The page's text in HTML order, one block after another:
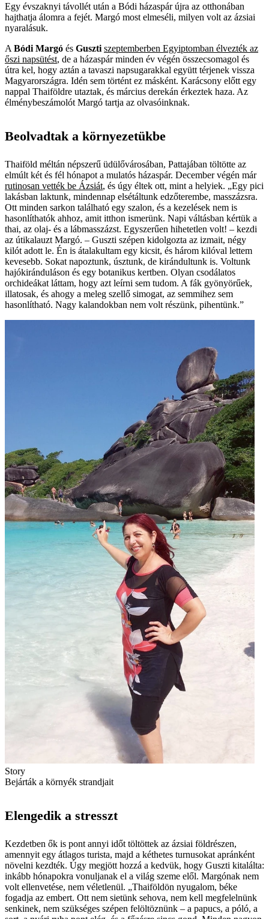
Egy évszaknyi távollét után a Bódi házaspár újra az otthonában
hajthatja álomra a fejét. Margó most elmeséli, milyen volt az ázsiai
nyaralásuk.
A Bódi Margó és Guszti szeptemberben Egyiptomban élvezték az
őszi napsütést, de a házaspár minden év végén összecsomagol és
útra kel, hogy aztán a tavaszi napsugarakkal együtt térjenek vissza
Magyarországra. Idén sem történt ez másként. Karácsony előtt egy
nappal Thaiföldre utaztak, és március derekán érkeztek haza. Az
élménybeszámolót Margó tartja az olvasóinknak.
Beolvadtak a környezetükbe
Thaiföld méltán népszerű üdülővárosában, Pattajában töltötte az
elmúlt két és fél hónapot a mulatós házaspár. December végén már
rutinosan vették be Ázsiát, és úgy éltek ott, mint a helyiek. „Egy pici
lakásban laktunk, mindennap elsétáltunk edzőterembe, masszázsra.
Ott minden sarkon található egy szalon, és a kezelések nem is
hasonlíthatók ahhoz, amit itthon ismerünk. Napi váltásban kértük a
thai, az olaj- és a lábmasszázst. Egyszerűen hihetetlen volt! – kezdi
az útikalauzt Margó. – Guszti szépen kidolgozta az izmait, négy
kilót adott le. Én is átalakultam egy kicsit, és három kilóval lettem
kevesebb. Sokat napoztunk, úsztunk, de kirándultunk is. Voltunk
hajókiránduláson és egy botanikus kertben. Olyan csodálatos
orchideákat láttam, hogy azt leírni sem tudom. A fák gyönyörűek,
illatosak, és ahogy a meleg szellő simogat, az semmihez sem
hasonlítható. Nagy kalandokban nem volt részünk, pihentünk.”
Story
Bejárták a környék strandjait
Elengedik a stresszt
Kezdetben ők is pont annyi időt töltöttek az ázsiai földrészen,
amennyit egy átlagos turista, majd a kéthetes turnusokat apránként
növelni kezdték. Úgy megjött hozzá a kedvük, hogy Guszti kitalálta:
inkább hónapokra vonuljanak el a világ szeme elől. Margónak nem
volt ellenvetése, nem véletlenül. „Thaiföldön nyugalom, béke
fogadja az embert. Ott nem sietünk sehova, nem kell megfelelnünk
senkinek, nem szükséges szépen felöltöznünk – a papucs, a póló, a